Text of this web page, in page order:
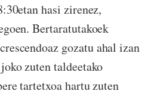
hasi zirenez,
Bertaratutakoek
gozatu ahal izan
zuten taldeetako
tartetxoa hartu zuten